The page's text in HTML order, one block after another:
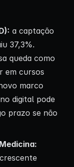
a captação
37,3%.
queda como
em cursos
marco
digital pode
prazo se não